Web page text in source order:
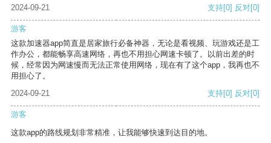
2024-09-21 支持[0] 反对[0]
游客
这款加速器app简直是居家旅行必备神器，无论是看视频、玩游戏还是工
作办公，都能畅享高速网络，再也不用担心网速卡顿了。以前出差的时
候，经常因为网速慢而无法正常使用网络，现在有了这个app，我再也不
用担心了。
2024-09-21
支持[0] 反对[0]
游客
这款app的路线规划非常精准，让我能够快速到达目的地。